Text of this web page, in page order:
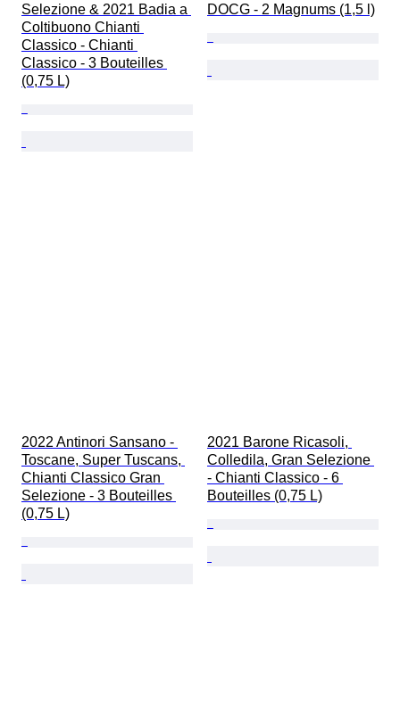
Selezione & 2021 Badia a
Coltibuono Chianti
Classico - Chianti
Classico - 3 Bouteilles
(0,75 L)
DOCG - 2 Magnums (1,5 l)
2022 Antinori Sansano -
Toscane, Super Tuscans,
Chianti Classico Gran
Selezione - 3 Bouteilles
(0,75 L)
2021 Barone Ricasoli,
Colledila, Gran Selezione
- Chianti Classico - 6
Bouteilles (0,75 L)